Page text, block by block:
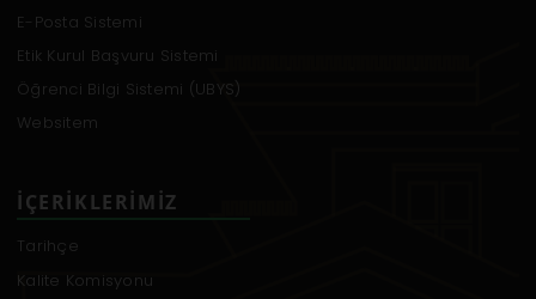
E-Posta Sistemi
Etik Kurul Başvuru Sistemi
Öğrenci Bilgi Sistemi (UBYS)
Websitem
İÇERIKLERIMIZ
Tarihçe
Kalite Komisyonu